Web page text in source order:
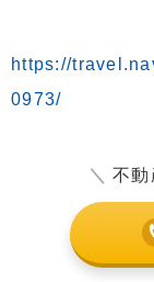
https://
0973/
＼ 不動